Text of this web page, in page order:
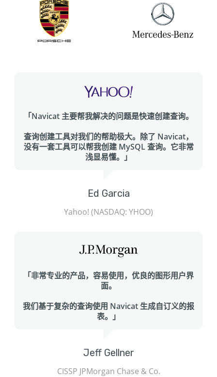
「Navicat 主要帮我解决的问题是快速创建查询。
查询创建工具对我们的帮助极大。除了 Navicat，
没有一套工具可以帮我创建 MySQL 查询。它非常
浅显易懂。」
Ed Garcia
Yahoo! (NASDAQ: YHOO)
「非常专业的产品，容易使用，优良的图形用户界
面。
我们基于复杂的查询使用 Navicat 生成自订义的报
表。」
Jeff Gellner
CISSP JPMorgan Chase & Co.